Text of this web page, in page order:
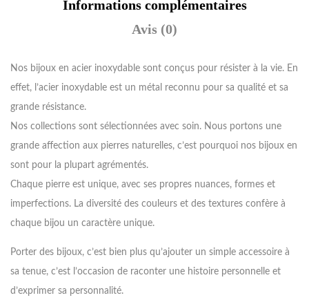
Informations complémentaires
Avis (0)
Nos bijoux en acier inoxydable sont conçus pour résister à la vie. En
effet, l’acier inoxydable est un métal reconnu pour sa qualité et sa
grande résistance.
Nos collections sont sélectionnées avec soin. Nous portons une
grande affection aux pierres naturelles, c’est pourquoi nos bijoux en
sont pour la plupart agrémentés.
Chaque pierre est unique, avec ses propres nuances, formes et
imperfections. La diversité des couleurs et des textures confère à
chaque bijou un caractère unique.
Porter des bijoux, c’est bien plus qu’ajouter un simple accessoire à
sa tenue, c’est l’occasion de raconter une histoire personnelle et
d’exprimer sa personnalité.